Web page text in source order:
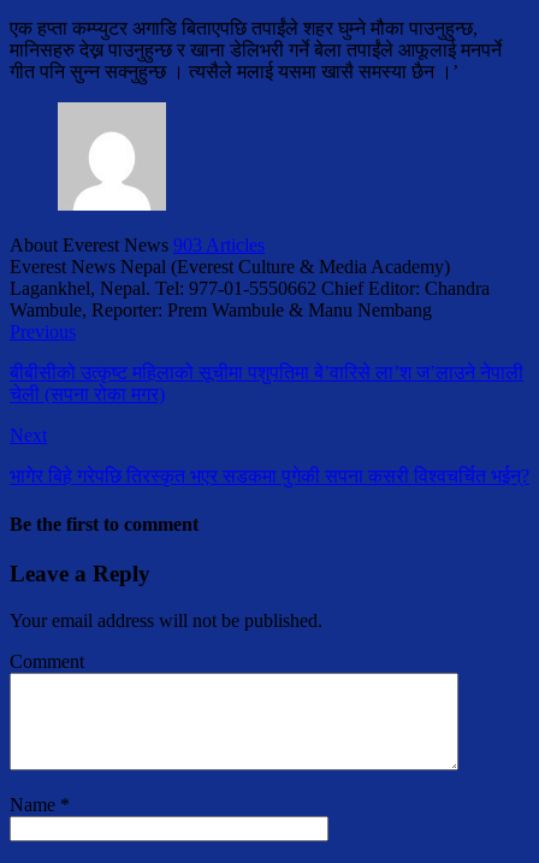
एक हप्ता कम्प्युटर अगाडि बिताएपछि तपाईंले शहर घुम्ने मौका पाउनुहुन्छ,
मानिसहरु देख्न पाउनुहुन्छ र खाना डेलिभरी गर्ने बेला तपाईंले आफूलाई मनपर्ने
गीत पनि सुन्न सक्नुहुन्छ । त्यसैले मलाई यसमा खासै समस्या छैन ।’
About Everest News 903 Articles
Everest News Nepal (Everest Culture & Media Academy)
Lagankhel, Nepal. Tel: 977-01-5550662 Chief Editor: Chandra
Wambule, Reporter: Prem Wambule & Manu Nembang
Previous
बीबीसीको उत्कृष्ट महिलाको सूचीमा पशुपतिमा बे’वारिसे ला’श ज’लाउने नेपाली
चेली (सपना रोका मगर)
Next
भागेर बिहे गरेपछि तिरस्कृत भएर सडकमा पुगेकी सपना कसरी विश्वचर्चित भईन्?
Be the first to comment
Leave a Reply
Your email address will not be published.
Comment
Name *